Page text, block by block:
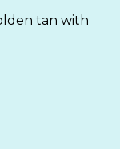
tan with